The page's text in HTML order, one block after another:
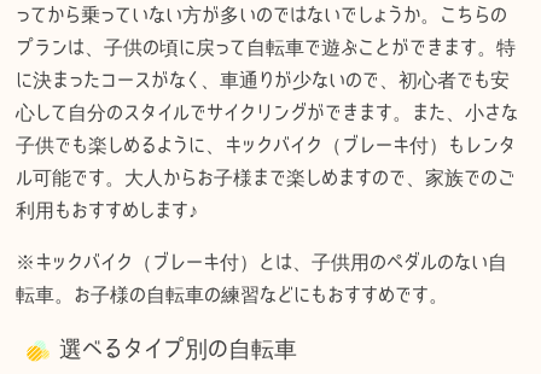
ってから乗っていない方が多いのではないでしょうか。こちらの
プランは、子供の頃に戻って自転車で遊ぶことができます。特
に決まったコースがなく、車通りが少ないので、初心者でも安
心して自分のスタイルでサイクリングができます。また、小さな
子供でも楽しめるように、キックバイク（ブレーキ付）もレンタ
ル可能です。大人からお子様まで楽しめますので、家族でのご
利用もおすすめします♪
※キックバイク（ブレーキ付）とは、子供用のペダルのない自
転車。お子様の自転車の練習などにもおすすめです。
選べるタイプ別の自転車